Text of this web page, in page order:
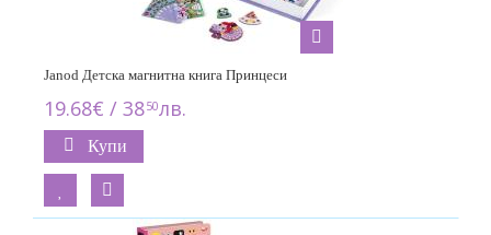
Janod Детска магнитна книга Принцеси
19.68€ / 3850лв.
Купи